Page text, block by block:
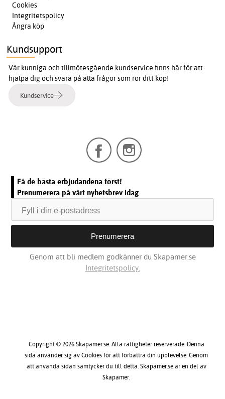
Cookies
Integritetspolicy
Ångra köp
Kundsupport
Vår kunniga och tillmötesgående kundservice finns här för att
hjälpa dig och svara på alla frågor som rör ditt köp!
Kundservice
Få de bästa erbjudandena först!
Prenumerera på vårt nyhetsbrev idag
Genom att bli medlem godkänner du Skapamer.se
Integritetspolicy.
Copyright © 2026 Skapamer.se. Alla rättigheter reserverade. Denna
sida använder sig av Cookies för att förbättra din upplevelse. Genom
att använda sidan samtycker du till detta. Skapamer.se är en del av
Skapamer.